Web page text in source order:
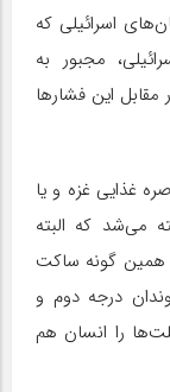
اسرائیلی که
مجبور به
این فشارها
غذایی غزه و یا
می‌شد که البته
همین گونه ساکت
درجه دوم و
را انسان هم